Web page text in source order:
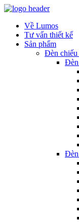
Về Lumos
Tư vấn thiết kế
Sản phẩm
Đèn chiếu
Đèn
Đèn